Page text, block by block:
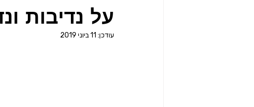
על נדיבות
עודכן: 11 ביוני 2019